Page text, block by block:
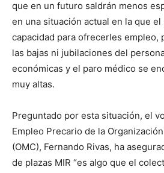
que en un futuro saldrán menos
en una situación actual en la que
capacidad para ofrecerles empleo,
las bajas ni jubilaciones del
económicas y el paro médico se
muy altas.
Preguntado por esta situación, el
Empleo Precario de la
(OMC), Fernando Rivas, ha
de plazas MIR “es algo que el